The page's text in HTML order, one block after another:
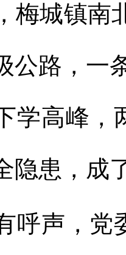
城镇南北
公路，一
学高峰，
隐患，成
声，党委